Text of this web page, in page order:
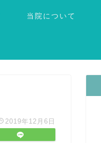
当院について
2019年12月6日